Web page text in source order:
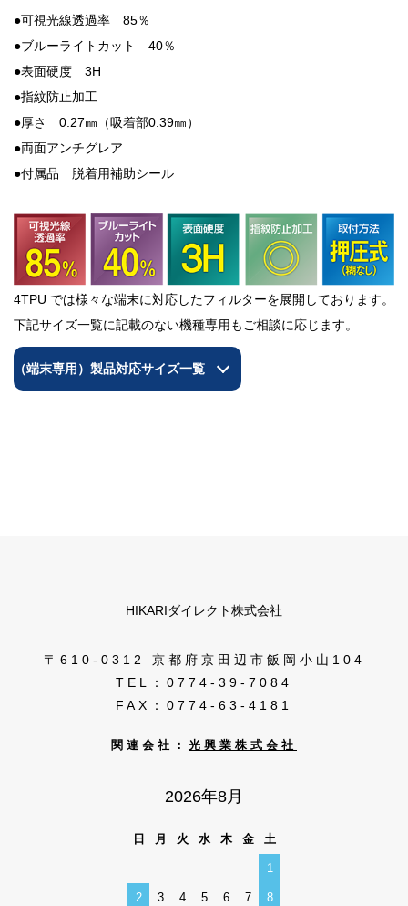
●可視光線透過率 85％
●ブルーライトカット 40％
●表面硬度 3H
●指紋防止加工
●厚さ 0.27㎜（吸着部0.39㎜）
●両面アンチグレア
●付属品 脱着用補助シール
4TPU では様々な端末に対応したフィルターを展開しております。
下記サイズ一覧に記載のない機種専用もご相談に応じます。
（端末専用）製品対応サイズ一覧
HIKARIダイレクト株式会社
〒610-0312 京都府京田辺市飯岡小山104
TEL：0774-39-7084
FAX：0774-63-4181
関連会社： 光興業株式会社
2026年8月
日 月 火 水 木 金 土
1
2 3 4 5 6 7 8